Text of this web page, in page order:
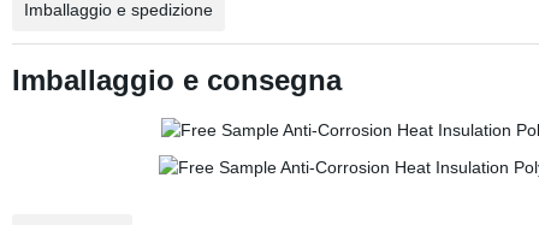
Imballaggio e spedizione
Imballaggio e consegna